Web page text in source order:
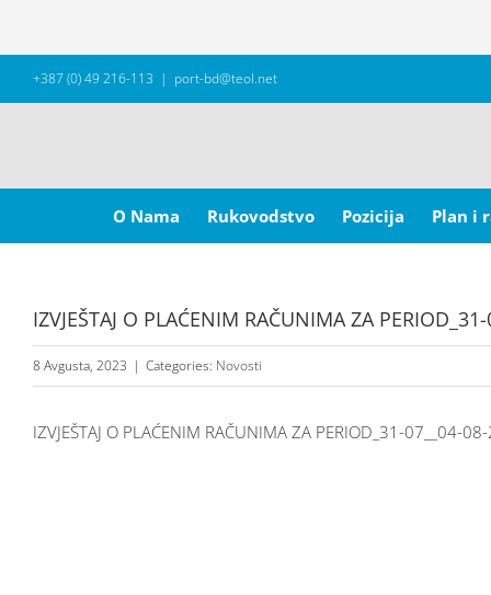
+387 (0) 49 216-113 | port-bd@teol.net
for:
O Nama
Rukovodstvo Pozicija Plan i
IZVJEŠTAJ O PLAĆENIM RAČUNIMA ZA
8 Avgusta, 2023 | Categories: Novosti
IZVJEŠTAJ O PLAĆENIM RAČUNIMA ZA PERIOD_31-07__04-